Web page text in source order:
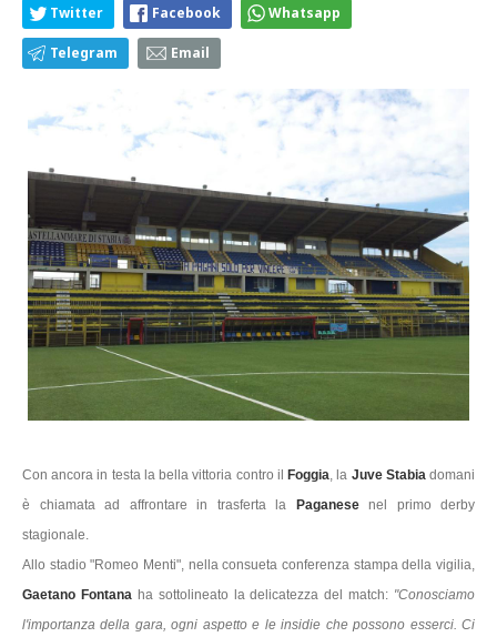
Twitter Facebook Whatsapp
Telegram Email
Con ancora in testa la bella vittoria contro ilFoggia , la Juve Stabia domani
è chiamata ad affrontare in trasferta la Paganese nel primo derby
stagionale.
Allo stadio "Romeo Menti", nella consueta conferenza stampa della vigilia,
Gaetano Fontana ha sottolineato la delicatezza del match: "Conosciamo
l'importanza della gara, ogni aspetto e le insidie che possono esserci. Ci